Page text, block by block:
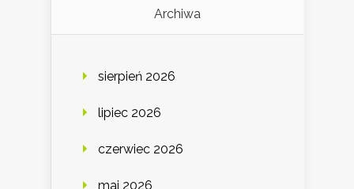
Archiwa
sierpień 2026
lipiec 2026
czerwiec 2026
maj 2026